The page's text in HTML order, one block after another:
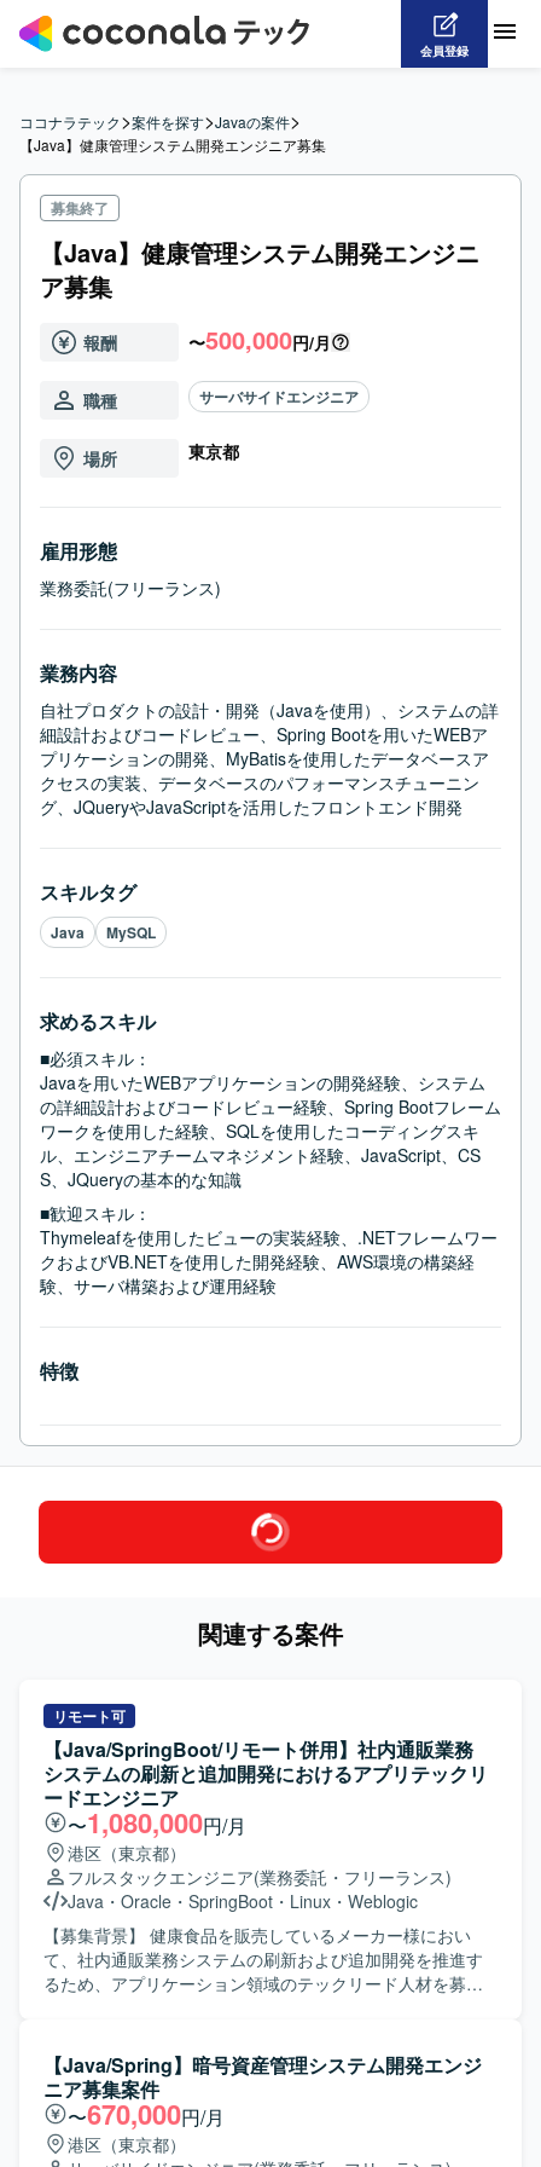
会員登録
ココナラテック>案件を探す>Javaの案件>
【Java】健康管理システム開発エンジニア募集
募集終了
【Java】健康管理システム開発エンジニ
ア募集
報酬 〜500,000円/月
職種 サーバサイドエンジニア
場所 東京都
雇用形態
業務委託(フリーランス)
業務内容
自社プロダクトの設計・開発（Javaを使用）、システムの詳
細設計およびコードレビュー、Spring Bootを用いたWEBア
プリケーションの開発、MyBatisを使用したデータベースア
クセスの実装、データベースのパフォーマンスチューニン
グ、JQueryやJavaScriptを活用したフロントエンド開発
スキルタグ
Java MySQL
求めるスキル
■必須スキル：
Javaを用いたWEBアプリケーションの開発経験、システム
の詳細設計およびコードレビュー経験、Spring Bootフレーム
ワークを使用した経験、SQLを使用したコーディングスキ
ル、エンジニアチームマネジメント経験、JavaScript、CS
S、JQueryの基本的な知識
■歓迎スキル：
Thymeleafを使用したビューの実装経験、.NETフレームワー
クおよびVB.NETを使用した開発経験、AWS環境の構築経
験、サーバ構築および運用経験
特徴
関連する案件
リモート可
【Java/SpringBoot/リモート併用】社内通販業務
システムの刷新と追加開発におけるアプリテックリ
ードエンジニア
〜1,080,000円/月
港区（東京都）
フルスタックエンジニア(業務委託・フリーランス)
Java ・ Oracle ・ SpringBoot ・ Linux ・ Weblogic
【募集背景】 健康食品を販売しているメーカー様におい
て、社内通販業務システムの刷新および追加開発を推進す
るため、アプリケーション領域のテックリード人材を募集
きます。Javaクラス設計や実装方式の検討・設計を行い、
実装およびレビューを実施していただきます。また、チー
ムリードとして技術的な支援や実装レビューを行い、レガ
シー技術スタックからモダン技術スタックへの段階的な移
行を伴う開発を推進していただきます。 【求める人物像】
【Java/Spring】暗号資産管理システム開発エンジ
ニア募集案件
〜670,000円/月
港区（東京都）